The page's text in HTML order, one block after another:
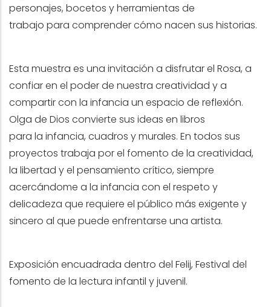
personajes, bocetos y herramientas de
trabajo para comprender cómo nacen sus historias.
Esta muestra es una invitación a disfrutar el Rosa, a
confiar en el poder de nuestra creatividad y a
compartir con la infancia un espacio de reflexión.
Olga de Dios convierte sus ideas en libros
para la infancia, cuadros y murales. En todos sus
proyectos trabaja por el fomento de la creatividad,
la libertad y el pensamiento crítico, siempre
acercándome a la infancia con el respeto y
delicadeza que requiere el público más exigente y
sincero al que puede enfrentarse una artista.
Exposición encuadrada dentro del Felij, Festival del
fomento de la lectura infantil y juvenil.